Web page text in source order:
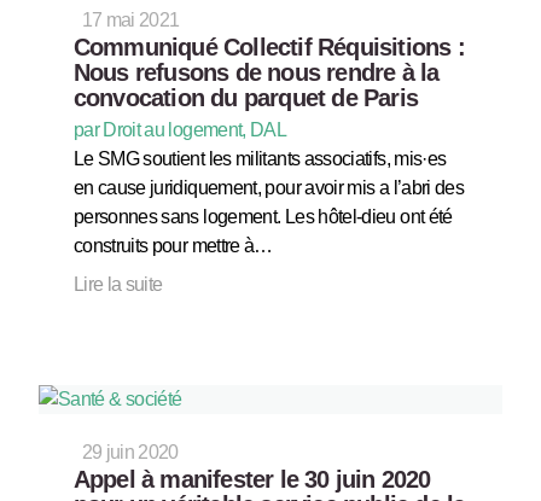
17 mai 2021
Communiqué Collectif Réquisitions :
Nous refusons de nous rendre à la
convocation du parquet de Paris
par Droit au logement, DAL
Le SMG soutient les militants associatifs, mis·es
en cause juridiquement, pour avoir mis a l’abri des
personnes sans logement. Les hôtel-dieu ont été
construits pour mettre à…
Lire la suite
29 juin 2020
Appel à manifester le 30 juin 2020